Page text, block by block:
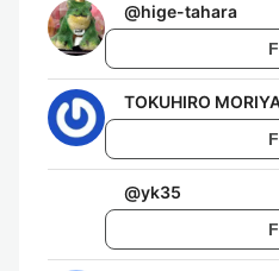
@hige-tahara
TOKUHIRO
@yk35